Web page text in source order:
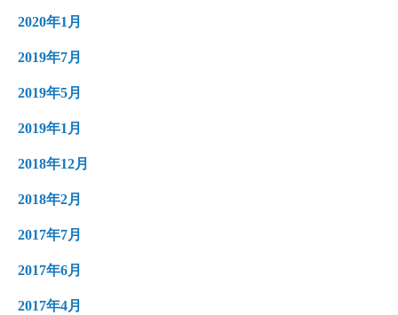
2020年1月
2019年7月
2019年5月
2019年1月
2018年12月
2018年2月
2017年7月
2017年6月
2017年4月